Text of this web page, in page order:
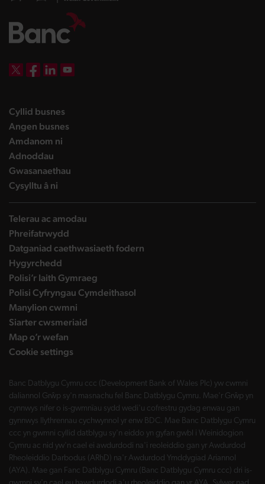
Cyllid busneslanding page
Angen busneslanding page
Amdanom ni
Adnoddau
Gwasanaethau
Cysylltu â ni
Telerau ac amodau
Phreifatrwydd
Datganiad caethwasiaeth fodern
Hygyrchedd
Polisi’r Iaith Gymraeg
Polisi Cyfryngau Cymdeithasol
Manylion cwmni
Siarter cwsmeriaid
Map o’r wefan
Cookie settings
Banc Datblygu Cymru ccc (Development Bank of Wales Plc) yw cwmni
daliannol Grŵp sy'n masnachu fel Banc Datblygu Cymru. Mae'r Grŵp yn
cynnwys nifer o is-gwmnïau sydd wedi'u cofrestru gydag enwau gan
gynnwys llythrennau cychwynnol yr enw BDC. Mae Banc Datblygu Cymru
ccc yn gwmni cyllid datblygu sy'n eiddo yn gyfan gwbl i Weinidogion
Cymru ac nid yw'n cael ei awdurdodi na'i reoleiddio gan yr Awdurdod
Rheoleiddio Darbodus (ARhD) na'r Awdurdod Ymddygiad Ariannol
(AYA). Mae gan Fanc Datblygu Cymru (Banc Datblygu Cymru ccc) dri is-